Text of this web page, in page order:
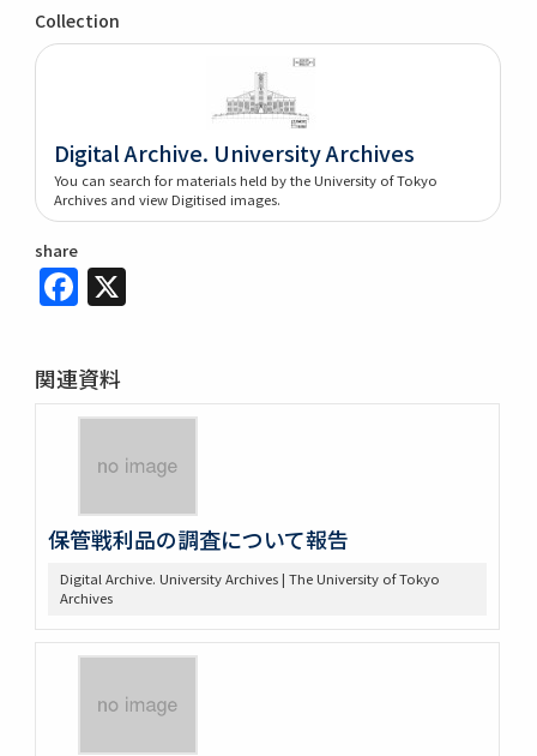
Collection
Digital Archive. University Archives
You can search for materials held by the University of Tokyo
Archives and view Digitised images.
share
Facebook
関連資料
保管戦利品の調査について報告
Digital Archive. University Archives | The University of Tokyo
Archives